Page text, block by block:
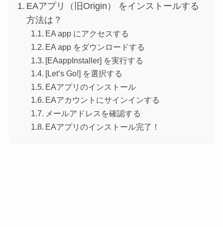
EAアプリ（旧Origin） をインストールする
方法は？
EA app にアクセスする
EA app をダウンロードする
[EAappInstaller] を実行する
[Let’s Go!] を選択する
EAアプリのインストール
EAアカウントにサインインする
メールアドレスを確認する
EAアプリのインストール完了！